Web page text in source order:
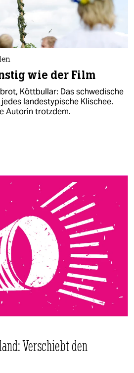
wie der Film
Köttbullar: Das schwedische
landestypische Klischee.
Autorin trotzdem.
Verschiebt den